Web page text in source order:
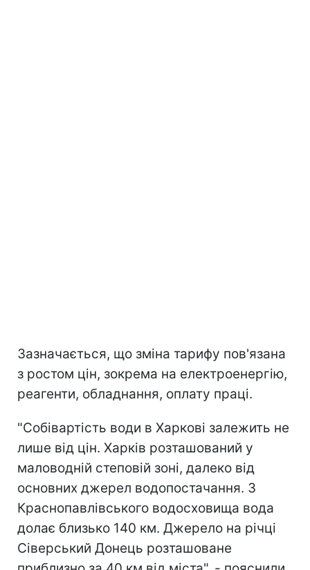
Зазначається, що зміна тарифу пов'язана
з ростом цін, зокрема на електроенергію,
реагенти, обладнання, оплату праці.
"Собівартість води в Харкові залежить не
лише від цін. Харків розташований у
маловодній степовій зоні, далеко від
основних джерел водопостачання. З
Краснопавлівського водосховища вода
долає близько 140 км. Джерело на річці
Сіверський Донець розташоване